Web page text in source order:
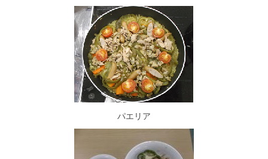
パエリア